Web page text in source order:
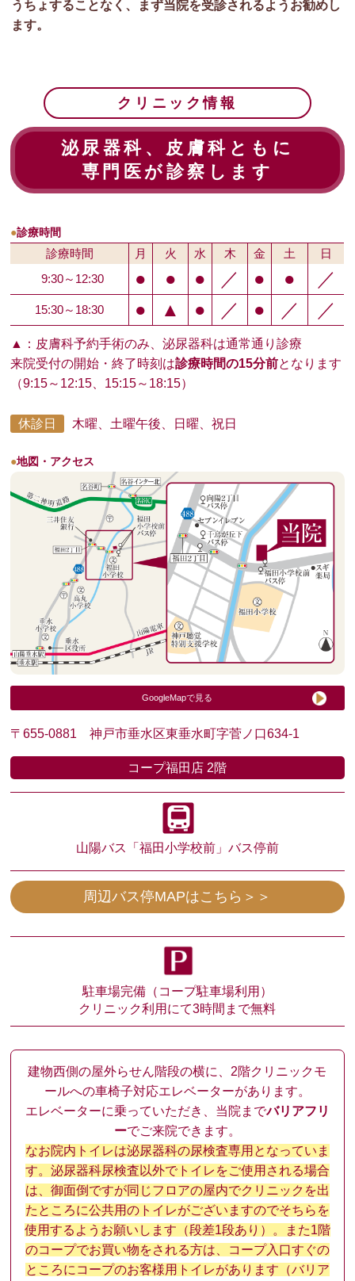
うちょすることなく、まず当院を受診されるようお勧めし
ます。
クリニック情報
泌尿器科、皮膚科ともに
専門医が診察します
●診療時間
診療時間
月 火 水 木 金 土
日
9:30～12:30
● ● ● ／ ● ● ／
15:30～18:30 ● ▲ ● ／ ● ／ ／
▲：皮膚科予約手術のみ、泌尿器科は通常通り診療
来院受付の開始・終了時刻は診療時間の15分前となります
（9:15～12:15、15:15～18:15）
休診日 木曜、土曜午後、日曜、祝日
●地図・アクセス
GoogleMapで見る
〒655-0881 神戸市垂水区東垂水町字菅ノ口634-1
コープ福田店 2階
山陽バス 「福田小学校前」バス停前
周辺バス停MAPはこちら＞＞
駐車場完備（コープ駐車場利用）
クリニック利用にて3時間まで無料
建物西側の屋外らせん階段の横に、2階クリニックモ
ールへの車椅子対応エレベーターがあります。
エレベーターに乗っていただき、当院までバリアフリ
ーでご来院できます。
なお院内トイレは泌尿器科の尿検査専用となっていま
す。泌尿器科尿検査以外でトイレをご使用される場合
は、御面倒ですが同じフロアの屋内でクリニックを出
たところに公共用のトイレがございますのでそちらを
使用するようお願いします（段差1段あり）。また1階
のコープでお買い物をされる方は、コープ入口すぐの
ところにコープのお客様用トイレがあります（バリア